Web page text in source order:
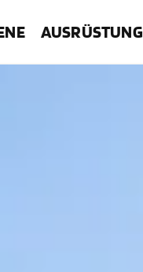
AUSRÜSTUNG